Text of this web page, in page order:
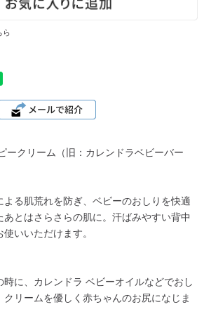
ら
ークリーム（旧：カレンドラベビーバー
よる肌荒れを防ぎ、ベビーのおしりを快適
とはさらさらの肌に。汗ばみやすい背中
いいただけます。
に、カレンドラ ベビーオイルなどでおし
クリームを優しく赤ちゃんのお尻になじま